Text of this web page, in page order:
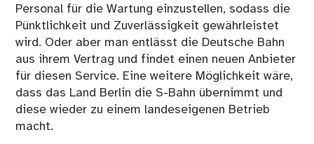
Personal für die Wartung einzustellen, sodass die
Pünktlichkeit und Zuverlässigkeit gewährleistet
wird. Oder aber man entlässt die Deutsche Bahn
aus ihrem Vertrag und findet einen neuen Anbieter
für diesen Service. Eine weitere Möglichkeit wäre,
dass das Land Berlin die S-Bahn übernimmt und
diese wieder zu einem landeseigenen Betrieb
macht.